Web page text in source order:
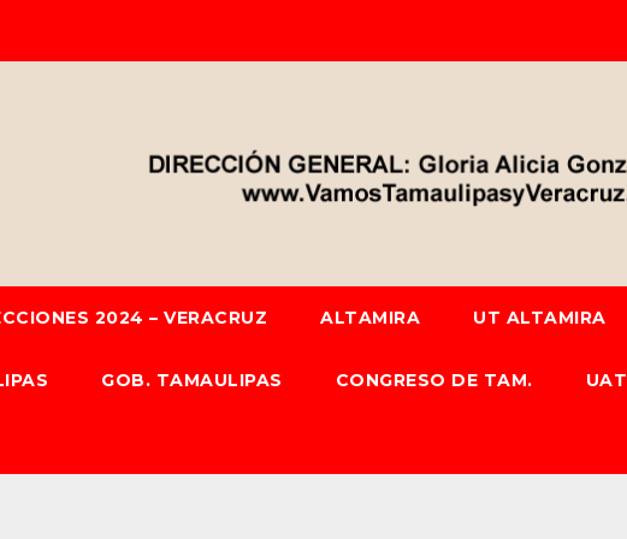
2024 – VERACRUZ ALTAMIRA UT ALTAMIRA
GOB. TAMAULIPAS CONGRESO DE TAM. UAT